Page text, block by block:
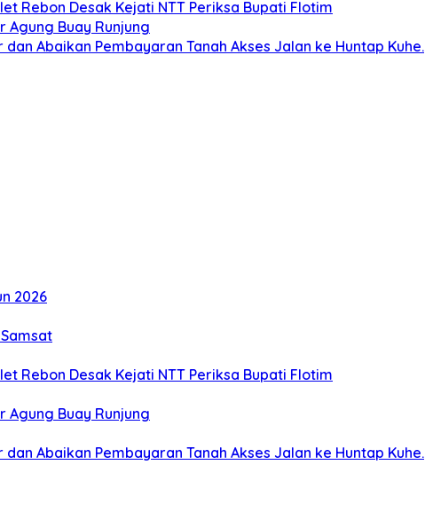
Rebon Desak Kejati NTT Periksa Bupati Flotim
Agung Buay Runjung
Abaikan Pembayaran Tanah Akses Jalan ke Huntap Kuhe.
2026
Rebon Desak Kejati NTT Periksa Bupati Flotim
Agung Buay Runjung
Abaikan Pembayaran Tanah Akses Jalan ke Huntap Kuhe.